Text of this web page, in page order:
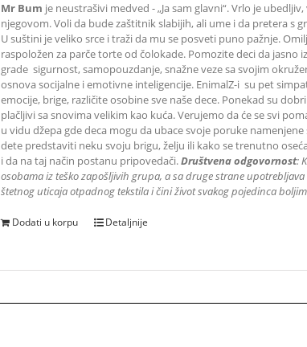
Mr Bum je neustrašivi medved - „Ja sam glavni“. Vrlo je
njegovom. Voli da bude zaštitnik slabijih, ali ume i da pretera s
U suštini je veliko srce i traži da mu se posveti puno pažnje.
raspoložen za parče torte od čolokade. Pomozite deci da jasno
grade sigurnost, samopouzdanje, snažne veze sa svojim
osnova socijalne i emotivne inteligencije. EnimalZ-i su pet
emocije, brige, različite osobine sve naše dece. Ponekad su
plačljivi sa snovima velikim kao kuća. Verujemo da će se svi
u vidu džepa gde deca mogu da ubace svoje poruke
dete predstaviti neku svoju brigu, želju ili kako se trenutno
i da na taj način postanu pripovedači.Društvena odgovornost: K
osobama iz teško zapošljivih grupa, a sa druge strane
štetnog uticaja otpadnog tekstila i čini život svakog pojedinca
Dodati u korpu Detaljnije